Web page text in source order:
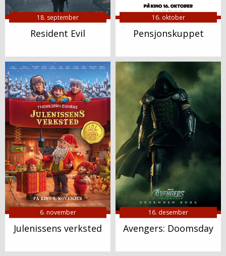
18. september
Resident Evil
16. oktober
Pensjonskuppet
6. november
Julenissens verksted
16. desember
Avengers: Doomsday